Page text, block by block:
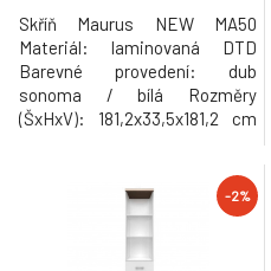
Skříň Maurus NEW MA50
Materiál: laminovaná DTD
Barevné provedení: dub
sonoma / bílá Rozměry
(ŠxHxV): 181,2x33,5x181,2 cm
Hmotnost: 86.5kg
-2%